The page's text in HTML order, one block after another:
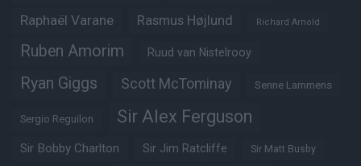
Raphaël Varane Rasmus Højlund Richard Arnold
Ruben Amorim Ruud van Nistelrooy
Ryan Giggs Scott McTominay Senne Lammens
Sergio Reguilon Sir Alex Ferguson
Sir Bobby Charlton Sir Jim Ratcliffe Sir Matt Busby